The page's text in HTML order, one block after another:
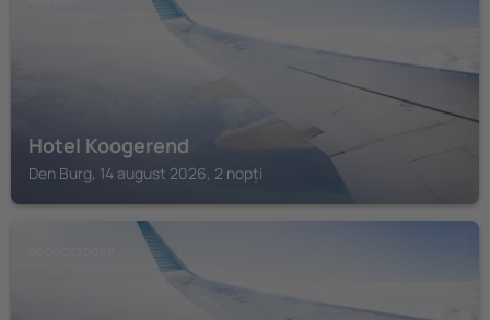
Hotel Koogerend
Den Burg, 14 august 2026, 2 nopți